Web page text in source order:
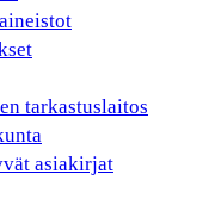
tarkastuslaitos
asiakirjat